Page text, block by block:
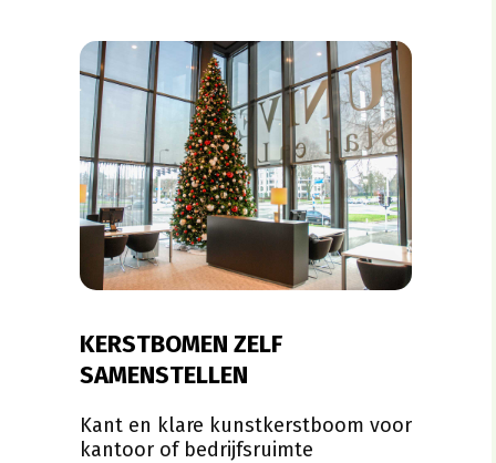
KERSTBOMEN ZELF
SAMENSTELLEN
Kant en klare kunstkerstboom voor
kantoor of bedrijfsruimte